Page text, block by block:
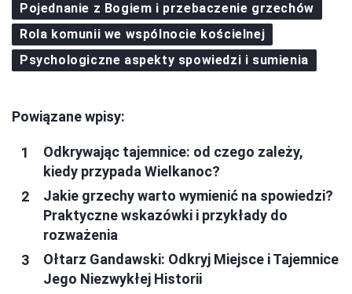
Pojednanie z Bogiem i przebaczenie grzechów
Rola komunii we wspólnocie kościelnej
Psychologiczne aspekty spowiedzi i sumienia
Powiązane wpisy:
Odkrywając tajemnice: od czego zależy,
kiedy przypada Wielkanoc?
Jakie grzechy warto wymienić na spowiedzi?
Praktyczne wskazówki i przykłady do
rozważenia
Ołtarz Gandawski: Odkryj Miejsce i Tajemnice
Jego Niezwykłej Historii